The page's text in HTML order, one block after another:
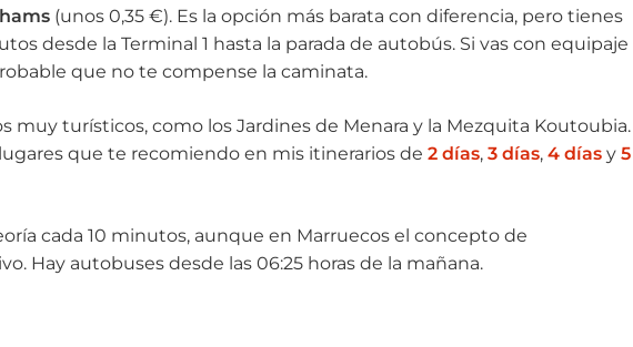
(unos 0,35 €). Es la opción más barata con diferencia, pero tienes
desde la Terminal 1 hasta la parada de autobús. Si vas con equipaje
que no te compense la caminata.
muy turísticos, como los Jardines de Menara y la Mezquita Koutoubia.
que te recomiendo en mis itinerarios de 2 días, 3 días, 4 días y 5
cada 10 minutos, aunque en Marruecos el concepto de
Hay autobuses desde las 06:25 horas de la mañana.